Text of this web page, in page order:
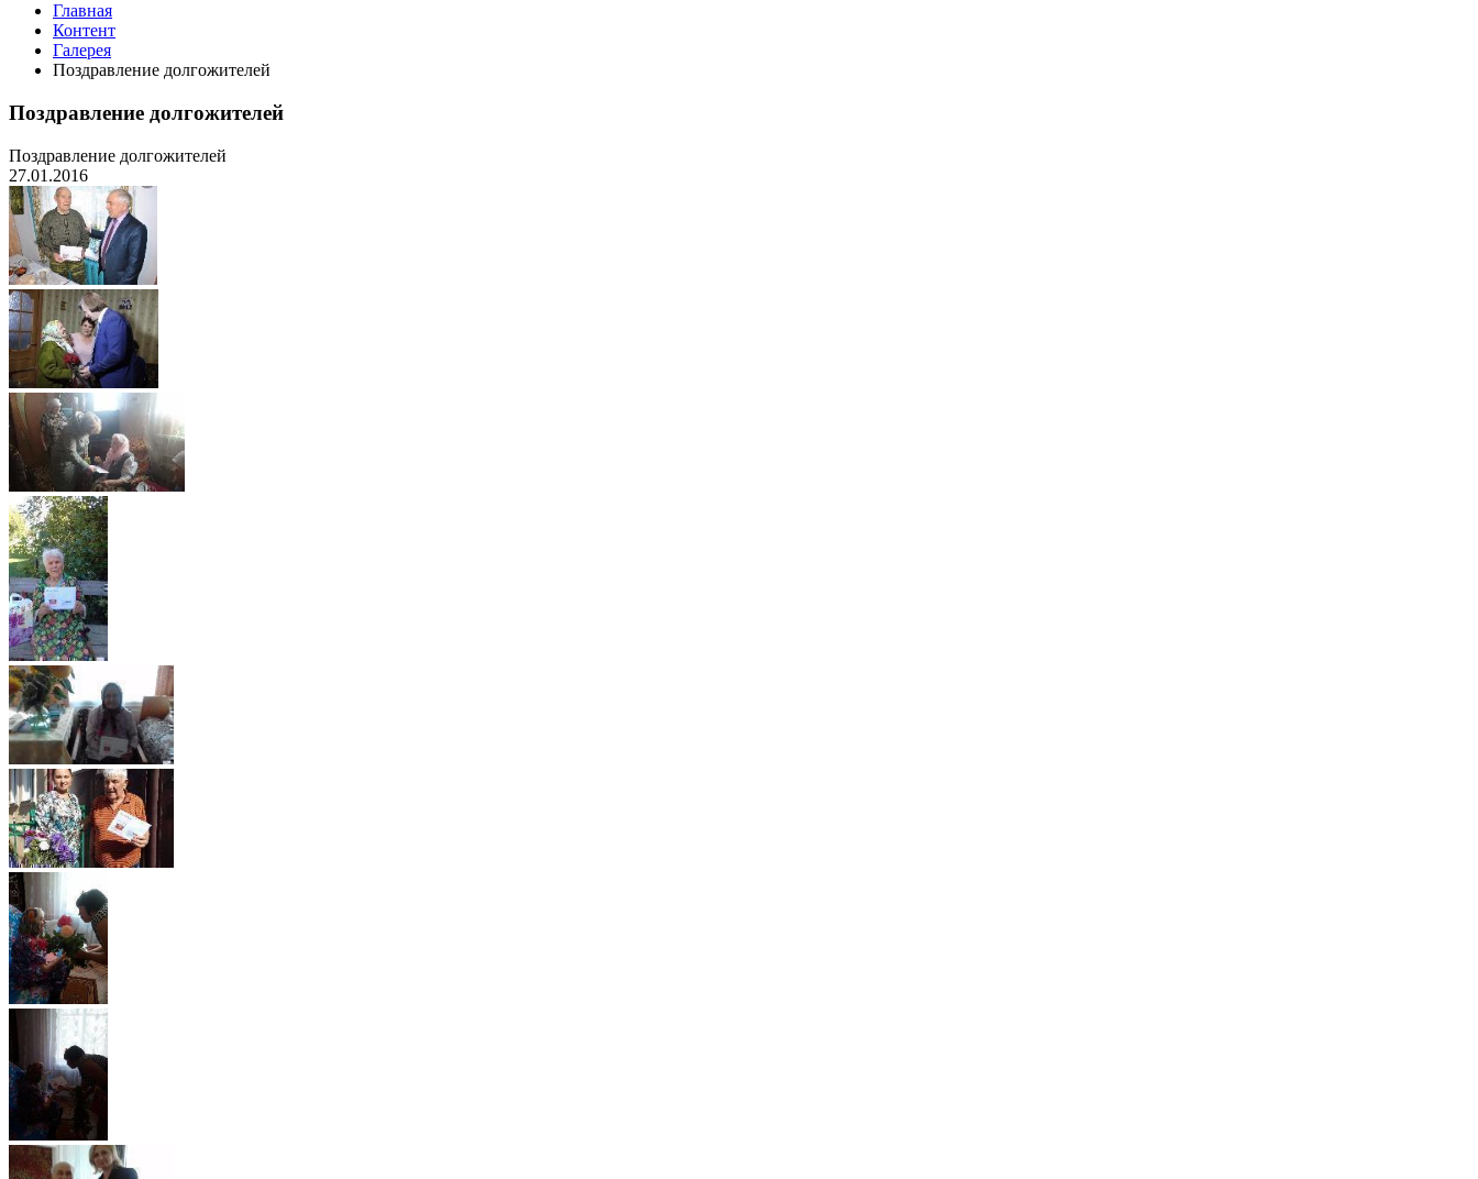
Главная
Контент
Галерея
Поздравление долгожителей
Поздравление долгожителей
Поздравление долгожителей
27.01.2016